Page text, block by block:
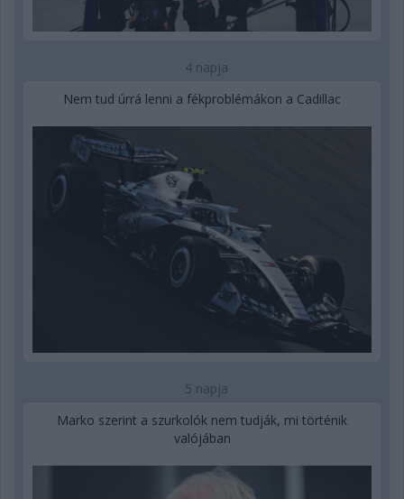
4 napja
Nem tud úrrá lenni a fékproblémákon a Cadillac
5 napja
Marko szerint a szurkolók nem tudják, mi történik
valójában